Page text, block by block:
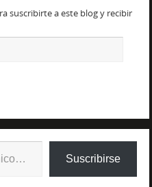
suscribirte a este blog y recibir
Suscribirse